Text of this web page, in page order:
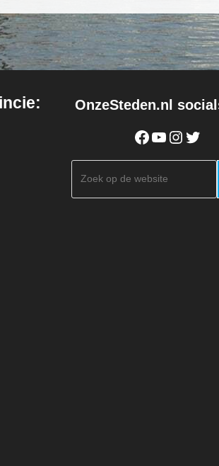
OnzeSteden.nl
Facebook
YouTube
Instagram
Twitter